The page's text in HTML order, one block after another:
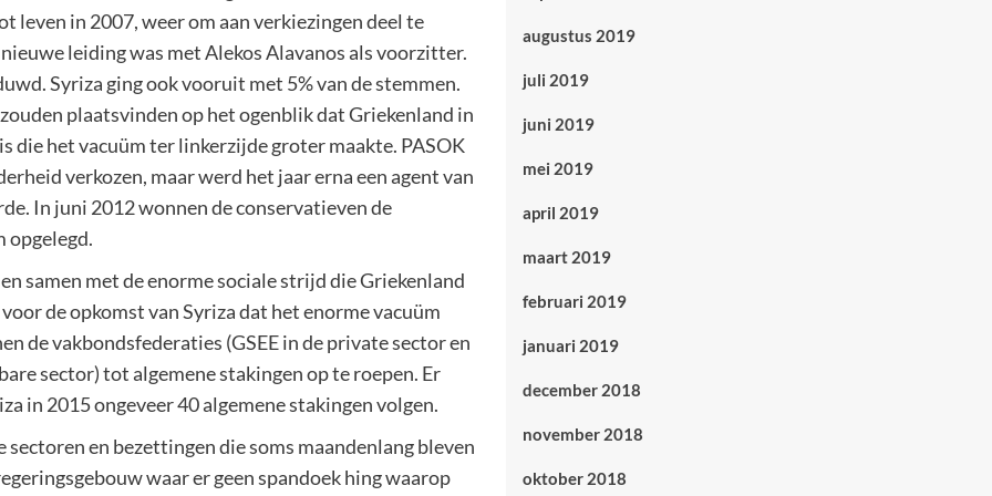
in 2007, weer om aan verkiezingen deel te
leiding was met Alekos Alavanos als voorzitter.
Syriza ging ook vooruit met 5% van de stemmen.
plaatsvinden op het ogenblik dat Griekenland in
het vacuüm ter linkerzijde groter maakte. PASOK
verkozen, maar werd het jaar erna een agent van
In juni 2012 wonnen de conservatieven de
opgelegd.
samen met de enorme sociale strijd die Griekenland
de opkomst van Syriza dat het enorme vacuüm
de vakbondsfederaties (GSEE in de private sector en
sector) tot algemene stakingen op te roepen. Er
in 2015 ongeveer 40 algemene stakingen volgen.
en bezettingen die soms maandenlang bleven
waar er geen spandoek hing waarop
augustus 2019
juli 2019
juni 2019
mei 2019
april 2019
maart 2019
februari 2019
januari 2019
december 2018
november 2018
oktober 2018